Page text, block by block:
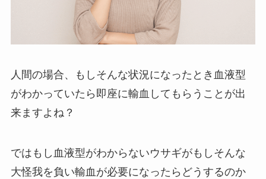
人間の場合、もしそんな状況になったとき血液型
がわかっていたら即座に輸血してもらうことが出
来ますよね？
ではもし血液型がわからないウサギがもしそんな
大怪我を負い輸血が必要になったらどうするのか